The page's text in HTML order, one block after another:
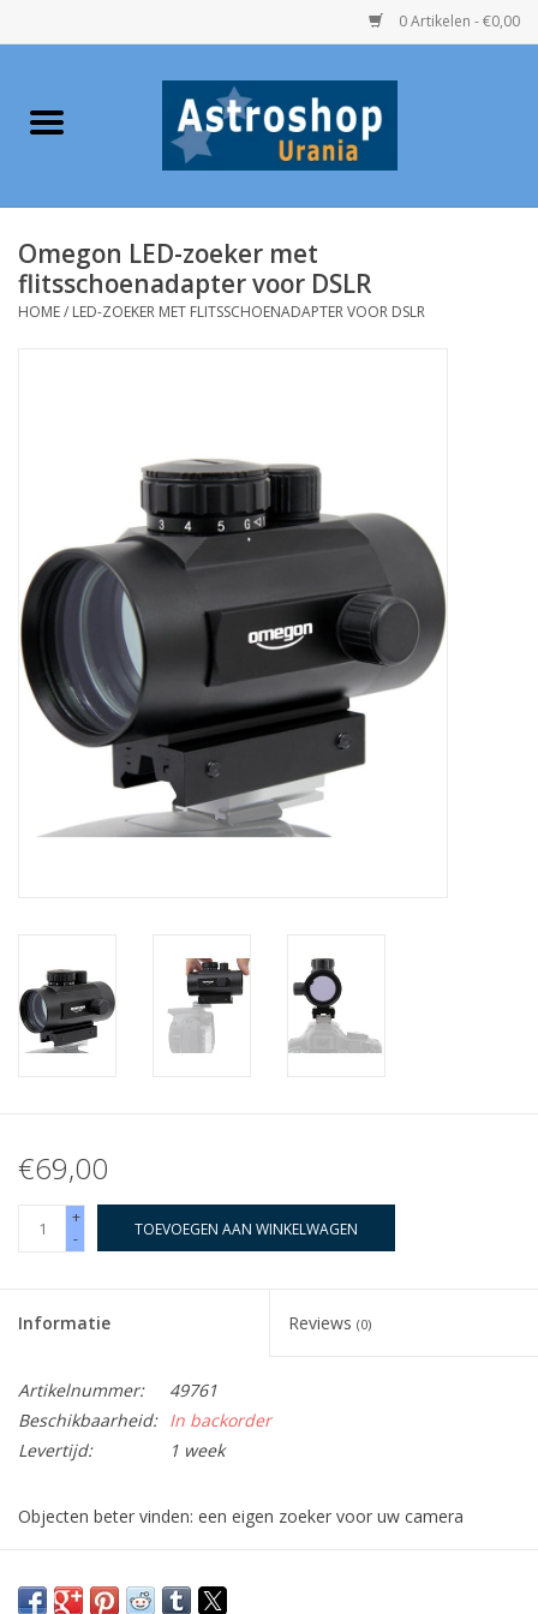
0 Artikelen - €0,00
Home
Telescopen
Accessoires
Globes / Gadgets
Weerstations
Aanbiedingen
Monteringen
Cadeaubonnen
Merken
Omegon LED-zoeker met
flitsschoenadapter voor DSLR
HOME/ LED-ZOEKER MET FLITSSCHOENADAPTER VOOR DSLR
€69,00
+
-
TOEVOEGEN AAN WINKELWAGEN
Informatie Reviews (0)
Artikelnummer:
49761
Beschikbaarheid: In backorder
Levertijd:
1 week
Objecten beter vinden: een eigen zoeker voor uw camera
Dan weet u vast ook dat dat niet zo makkelijk is. Vooral als u